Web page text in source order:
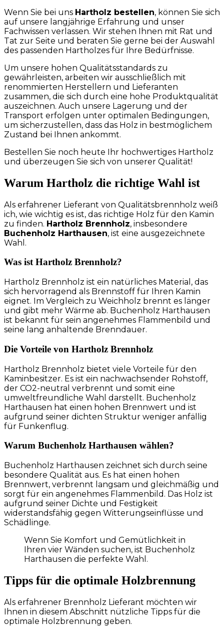
Wenn Sie bei uns Hartholz bestellen, können Sie sich
auf unsere langjährige Erfahrung und unser
Fachwissen verlassen. Wir stehen Ihnen mit Rat und
Tat zur Seite und beraten Sie gerne bei der Auswahl
des passenden Hartholzes für Ihre Bedürfnisse.
Um unsere hohen Qualitätsstandards zu
gewährleisten, arbeiten wir ausschließlich mit
renommierten Herstellern und Lieferanten
zusammen, die sich durch eine hohe Produktqualität
auszeichnen. Auch unsere Lagerung und der
Transport erfolgen unter optimalen Bedingungen,
um sicherzustellen, dass das Holz in bestmöglichem
Zustand bei Ihnen ankommt.
Bestellen Sie noch heute Ihr hochwertiges Hartholz
und überzeugen Sie sich von unserer Qualität!
Warum Hartholz die richtige Wahl ist
Als erfahrener Lieferant von Qualitätsbrennholz weiß
ich, wie wichtig es ist, das richtige Holz für den Kamin
zu finden. Hartholz Brennholz, insbesondere
Buchenholz Harthausen, ist eine ausgezeichnete
Wahl.
Was ist Hartholz Brennholz?
Hartholz Brennholz ist ein natürliches Material, das
sich hervorragend als Brennstoff für Ihren Kamin
eignet. Im Vergleich zu Weichholz brennt es länger
und gibt mehr Wärme ab. Buchenholz Harthausen
ist bekannt für sein angenehmes Flammenbild und
seine lang anhaltende Brenndauer.
Die Vorteile von Hartholz Brennholz
Hartholz Brennholz bietet viele Vorteile für den
Kaminbesitzer. Es ist ein nachwachsender Rohstoff,
der CO2-neutral verbrennt und somit eine
umweltfreundliche Wahl darstellt. Buchenholz
Harthausen hat einen hohen Brennwert und ist
aufgrund seiner dichten Struktur weniger anfällig
für Funkenflug.
Warum Buchenholz Harthausen wählen?
Buchenholz Harthausen zeichnet sich durch seine
besondere Qualität aus. Es hat einen hohen
Brennwert, verbrennt langsam und gleichmäßig und
sorgt für ein angenehmes Flammenbild. Das Holz ist
aufgrund seiner Dichte und Festigkeit
widerstandsfähig gegen Witterungseinflüsse und
Schädlinge.
Wenn Sie Komfort und Gemütlichkeit in
Ihren vier Wänden suchen, ist Buchenholz
Harthausen die perfekte Wahl.
Tipps für die optimale Holzbrennung
Als erfahrener Brennholz Lieferant möchten wir
Ihnen in diesem Abschnitt nützliche Tipps für die
optimale Holzbrennung geben.